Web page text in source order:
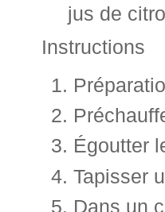
jus de
Instructions
Égoutter
Tapisser
Dans un